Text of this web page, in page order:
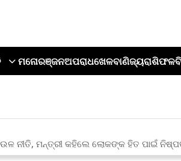
ମନୋରଞ୍ଜନଅପରାଧଖେଳବାଣିଜ୍ୟରାଶିଫଳ
ନୀତି, ମନ୍ତ୍ରୀ କହିଲେ ଲୋକଙ୍କ ହିତ ପାଇଁ